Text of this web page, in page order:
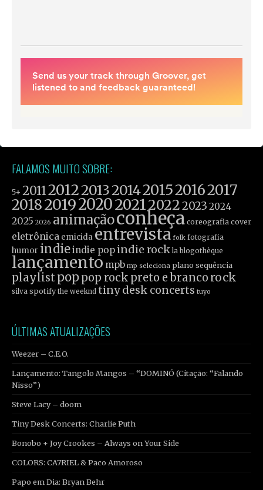
FALAMOS MUITO SOBRE:
5+ 2011201220132014201520162017
201820192020202120222023 2024
2025 2026 animaçãoconheça coreografia cover
eletrônica emicida entrevista folk fotografia
humor indieindie pop indie rock la blogothèque
lançamento mpb mp seleciona plano sequência
playlist poppop rock preto e branco rock
silva spotify the weeknd tiny desk concerts tuyo
ÚLTIMAS ATUALIZAÇÕES
Weezer – C.E.O.
Lançamento: Tangolo Mangos – “DOMINÓ (Citação: “Falando
Nisso”)
Steve Lacy – doom
Tiny Desk Concerts: Charlie Puth
Bonobo + Joy Crookes – Always on Your Side
COLORS: CA7RIEL & Paco Amoroso
Papo em Dia: Bryan Behr